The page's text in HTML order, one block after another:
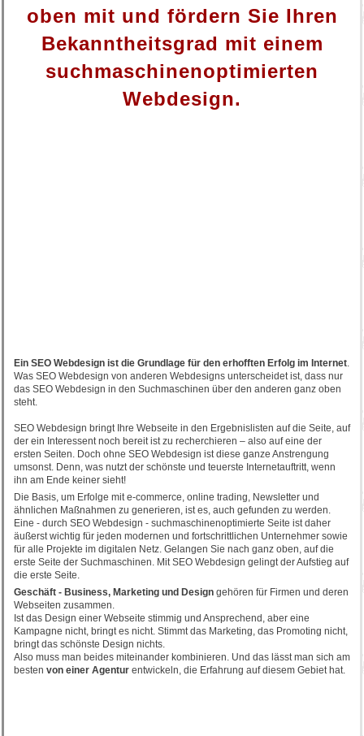
oben mit und fördern Sie Ihren
Bekanntheitsgrad mit einem
suchmaschinenoptimierten
Webdesign.
Ein SEO Webdesign ist die Grundlage für den erhofften Erfolg im Internet.
Was SEO Webdesign von anderen Webdesigns unterscheidet ist, dass nur
das SEO Webdesign in den Suchmaschinen über den anderen ganz oben
steht.
SEO Webdesign bringt Ihre Webseite in den Ergebnislisten auf die Seite, auf
der ein Interessent noch bereit ist zu recherchieren – also auf eine der
ersten Seiten. Doch ohne SEO Webdesign ist diese ganze Anstrengung
umsonst. Denn, was nutzt der schönste und teuerste Internetauftritt, wenn
ihn am Ende keiner sieht!
Die Basis, um Erfolge mit e-commerce, online trading, Newsletter und
ähnlichen Maßnahmen zu generieren, ist es, auch gefunden zu werden.
Eine - durch SEO Webdesign - suchmaschinenoptimierte Seite ist daher
äußerst wichtig für jeden modernen und fortschrittlichen Unternehmer sowie
für alle Projekte im digitalen Netz. Gelangen Sie nach ganz oben, auf die
erste Seite der Suchmaschinen. Mit SEO Webdesign gelingt der Aufstieg auf
die erste Seite.
Geschäft - Business, Marketing und Design gehören für Firmen und deren
Webseiten zusammen.
Ist das Design einer Webseite stimmig und Ansprechend, aber eine
Kampagne nicht, bringt es nicht. Stimmt das Marketing, das Promoting nicht,
bringt das schönste Design nichts.
Also muss man beides miteinander kombinieren. Und das lässt man sich am
besten von einer Agentur entwickeln, die Erfahrung auf diesem Gebiet hat.